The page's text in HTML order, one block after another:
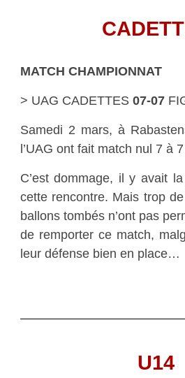
MATCH CHAMPIONNAT
> UAG CADETTES 07-07
Samedi 2 mars, à
l’UAG ont fait match nul 7 à
C’est dommage, il y avait
cette rencontre. Mais trop
ballons tombés n’ont pas
de remporter ce match,
leur défense bien en place…
U14